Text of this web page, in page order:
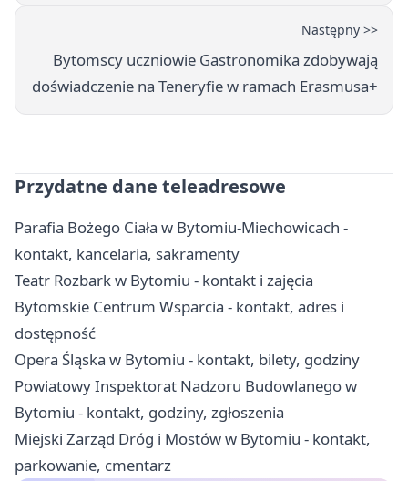
Następny >>
Bytomscy uczniowie Gastronomika zdobywają
doświadczenie na Teneryfie w ramach Erasmusa+
Przydatne dane teleadresowe
Parafia Bożego Ciała w Bytomiu-Miechowicach -
kontakt, kancelaria, sakramenty
Teatr Rozbark w Bytomiu - kontakt i zajęcia
Bytomskie Centrum Wsparcia - kontakt, adres i
dostępność
Opera Śląska w Bytomiu - kontakt, bilety, godziny
Powiatowy Inspektorat Nadzoru Budowlanego w
Bytomiu - kontakt, godziny, zgłoszenia
Miejski Zarząd Dróg i Mostów w Bytomiu - kontakt,
parkowanie, cmentarz